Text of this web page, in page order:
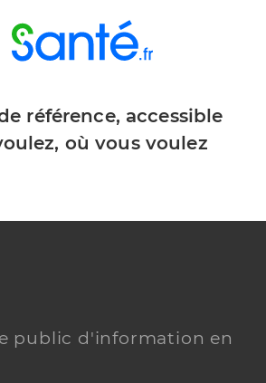
référence, accessible
où vous voulez
public d'information en